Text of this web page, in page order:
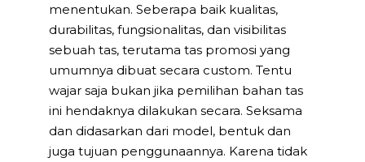
menentukan. Seberapa baik kualitas,
durabilitas, fungsionalitas, dan visibilitas
sebuah tas, terutama tas promosi yang
umumnya dibuat secara custom. Tentu
wajar saja bukan jika pemilihan bahan tas
ini hendaknya dilakukan secara. Seksama
dan didasarkan dari model, bentuk dan
juga tujuan penggunaannya. Karena tidak